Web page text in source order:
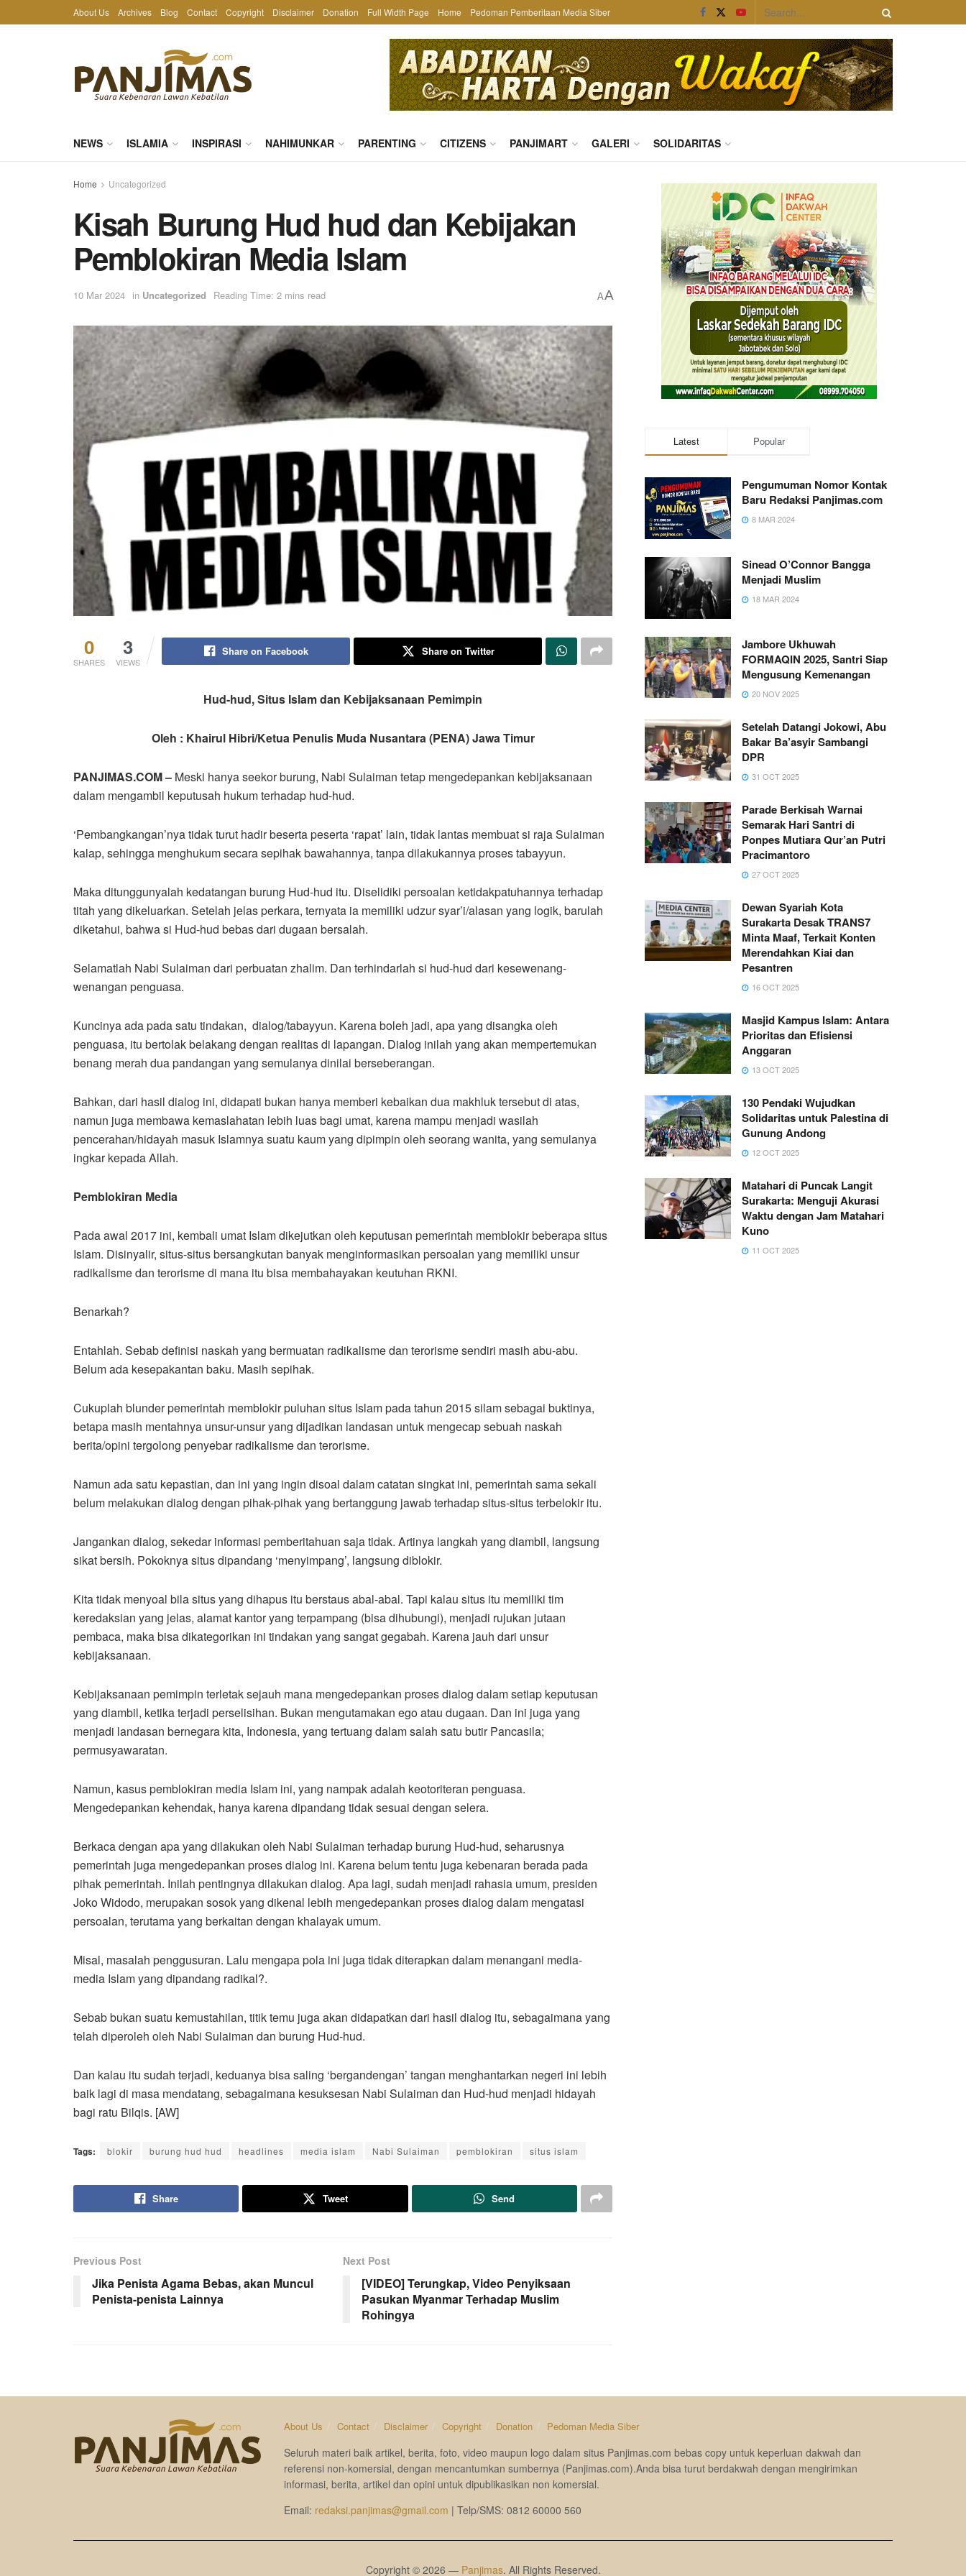
About Us Archives Blog Contact Copyright Disclaimer Donation Full Width Page Home Pedoman Pemberitaan Media Siber
NEWS ISLAMIA INSPIRASI NAHIMUNKAR PARENTING CITIZENS PANJIMART GALERI SOLIDARITAS
Home Uncategorized
Kisah Burung Hud hud dan Kebijakan
Pemblokiran Media Islam
10 Mar 2024 in Uncategorized Reading Time: 2 mins read AA
0
SHARES
3
VIEWS
Share on Facebook Share on Twitter
Hud-hud, Situs Islam dan Kebijaksanaan Pemimpin
Oleh : Khairul Hibri/Ketua Penulis Muda Nusantara (PENA) Jawa Timur
PANJIMAS.COM – Meski hanya seekor burung, Nabi Sulaiman tetap mengedepankan kebijaksanaan
dalam mengambil keputusah hukum terhadap hud-hud.
‘Pembangkangan’nya tidak turut hadir beserta peserta ‘rapat’ lain, tidak lantas membuat si raja Sulaiman
kalap, sehingga menghukum secara sepihak bawahannya, tanpa dilakukannya proses tabayyun.
Maka ditunggunyalah kedatangan burung Hud-hud itu. Diselidiki persoalan ketidakpatuhannya terhadap
titah yang dikeluarkan. Setelah jelas perkara, ternyata ia memiliki udzur syar’i/alasan yang logik, barulah
diketahui, bahwa si Hud-hud bebas dari dugaan bersalah.
Selamatlah Nabi Sulaiman dari perbuatan zhalim. Dan terhindarlah si hud-hud dari kesewenang-
wenangan penguasa.
Kuncinya ada pada satu tindakan, dialog/tabayyun. Karena boleh jadi, apa yang disangka oleh
penguasa, itu bertolak belakang dengan realitas di lapangan. Dialog inilah yang akan mempertemukan
benang merah dua pandangan yang semulanya dinilai berseberangan.
Bahkan, dari hasil dialog ini, didapati bukan hanya memberi kebaikan dua makhluk tersebut di atas,
namun juga membawa kemaslahatan lebih luas bagi umat, karena mampu menjadi wasilah
pencerahan/hidayah masuk Islamnya suatu kaum yang dipimpin oleh seorang wanita, yang semulanya
ingkar kepada Allah.
Pemblokiran Media
Pada awal 2017 ini, kembali umat Islam dikejutkan oleh keputusan pemerintah memblokir beberapa situs
Islam. Disinyalir, situs-situs bersangkutan banyak menginformasikan persoalan yang memiliki unsur
radikalisme dan terorisme di mana itu bisa membahayakan keutuhan RKNI.
Benarkah?
Entahlah. Sebab definisi naskah yang bermuatan radikalisme dan terorisme sendiri masih abu-abu.
Belum ada kesepakantan baku. Masih sepihak.
Cukuplah blunder pemerintah memblokir puluhan situs Islam pada tahun 2015 silam sebagai buktinya,
betapa masih mentahnya unsur-unsur yang dijadikan landasan untuk mengecap sebuah naskah
berita/opini tergolong penyebar radikalisme dan terorisme.
Namun ada satu kepastian, dan ini yang ingin disoal dalam catatan singkat ini, pemerintah sama sekali
belum melakukan dialog dengan pihak-pihak yang bertanggung jawab terhadap situs-situs terbelokir itu.
Jangankan dialog, sekedar informasi pemberitahuan saja tidak. Artinya langkah yang diambil, langsung
sikat bersih. Pokoknya situs dipandang ‘menyimpang’, langsung diblokir.
Kita tidak menyoal bila situs yang dihapus itu berstaus abal-abal. Tapi kalau situs itu memiliki tim
keredaksian yang jelas, alamat kantor yang terpampang (bisa dihubungi), menjadi rujukan jutaan
pembaca, maka bisa dikategorikan ini tindakan yang sangat gegabah. Karena jauh dari unsur
kebijaksanaan.
Kebijaksanaan pemimpin terletak sejauh mana mengedepankan proses dialog dalam setiap keputusan
yang diambil, ketika terjadi perselisihan. Bukan mengutamakan ego atau dugaan. Dan ini juga yang
menjadi landasan bernegara kita, Indonesia, yang tertuang dalam salah satu butir Pancasila;
permusyawaratan.
Namun, kasus pemblokiran media Islam ini, yang nampak adalah keotoriteran penguasa.
Mengedepankan kehendak, hanya karena dipandang tidak sesuai dengan selera.
Berkaca dengan apa yang dilakukan oleh Nabi Sulaiman terhadap burung Hud-hud, seharusnya
pemerintah juga mengedepankan proses dialog ini. Karena belum tentu juga kebenaran berada pada
pihak pemerintah. Inilah pentingnya dilakukan dialog. Apa lagi, sudah menjadi rahasia umum, presiden
Joko Widodo, merupakan sosok yang dikenal lebih mengedepankan proses dialog dalam mengatasi
persoalan, terutama yang berkaitan dengan khalayak umum.
Misal, masalah penggusuran. Lalu mengapa pola ini juga tidak diterapkan dalam menangani media-
media Islam yang dipandang radikal?.
Sebab bukan suatu kemustahilan, titik temu juga akan didapatkan dari hasil dialog itu, sebagaimana yang
telah diperoleh oleh Nabi Sulaiman dan burung Hud-hud.
Dan kalau itu sudah terjadi, keduanya bisa saling ‘bergandengan’ tangan menghantarkan negeri ini lebih
baik lagi di masa mendatang, sebagaimana kesuksesan Nabi Sulaiman dan Hud-hud menjadi hidayah
bagi ratu Bilqis. [AW]
Tags: blokir burung hud hud headlines media islam Nabi Sulaiman pemblokiran situs islam
Share Tweet Send
Previous Post
Jika Penista Agama Bebas, akan Muncul
Penista-penista Lainnya
Next Post
[VIDEO] Terungkap, Video Penyiksaan
Pasukan Myanmar Terhadap Muslim
Rohingya
Latest Popular
Pengumuman Nomor Kontak
Baru Redaksi Panjimas.com
8 MAR 2024
Sinead O’Connor Bangga
Menjadi Muslim
18 MAR 2024
Jambore Ukhuwah
FORMAQIN 2025, Santri Siap
Mengusung Kemenangan
20 NOV 2025
Setelah Datangi Jokowi, Abu
Bakar Ba’asyir Sambangi
DPR
31 OCT 2025
Parade Berkisah Warnai
Semarak Hari Santri di
Ponpes Mutiara Qur’an Putri
Pracimantoro
27 OCT 2025
Dewan Syariah Kota
Surakarta Desak TRANS7
Minta Maaf, Terkait Konten
Merendahkan Kiai dan
Pesantren
16 OCT 2025
Masjid Kampus Islam: Antara
Prioritas dan Efisiensi
Anggaran
13 OCT 2025
130 Pendaki Wujudkan
Solidaritas untuk Palestina di
Gunung Andong
12 OCT 2025
Matahari di Puncak Langit
Surakarta: Menguji Akurasi
Waktu dengan Jam Matahari
Kuno
11 OCT 2025
About Us Contact Disclaimer Copyright Donation Pedoman Media Siber
Seluruh materi baik artikel, berita, foto, video maupun logo dalam situs Panjimas.com bebas copy untuk keperluan dakwah dan
referensi non-komersial, dengan mencantumkan sumbernya (Panjimas.com).Anda bisa turut berdakwah dengan mengirimkan
informasi, berita, artikel dan opini untuk dipublikasikan non komersial.
Email: redaksi.panjimas@gmail.com | Telp/SMS: 0812 60000 560
Copyright © 2026 — Panjimas. All Rights Reserved.